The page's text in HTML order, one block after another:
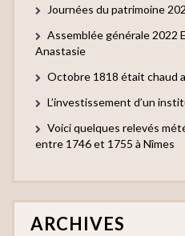
Journées du patrimoine
Assemblée générale 2022
Anastasie
Octobre 1818 était chaud
L’investissement d’un
Voici quelques relevés
entre 1746 et 1755 à Nîmes
ARCHIVES